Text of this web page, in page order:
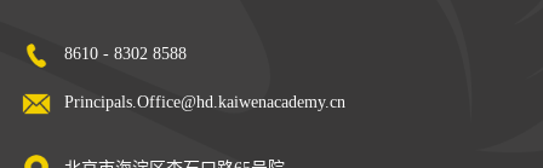
8610 - 8302 8588
Principals.Office@hd.kaiwenacademy.cn